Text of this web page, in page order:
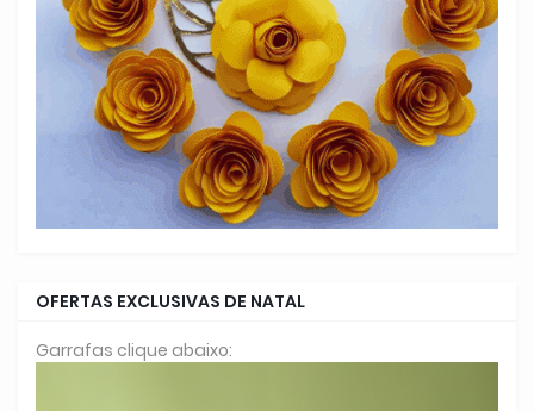
OFERTAS EXCLUSIVAS DE NATAL
Garrafas clique abaixo: